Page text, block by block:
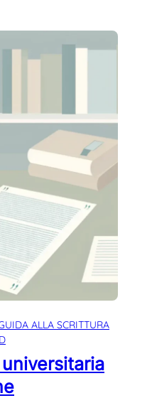
ALLA SCRITTURA